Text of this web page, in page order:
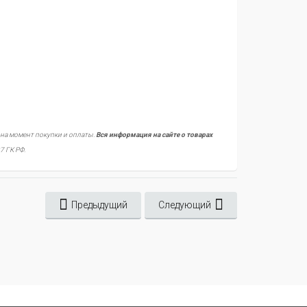
на момент покупки и оплаты.Вся информация на сайте о товарах
ГК РФ.
Предыдущий Следующий